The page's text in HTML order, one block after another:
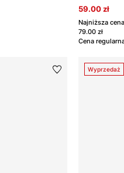
59.00 zł
Najniższa
79.00 zł
Cena
Wyprzedaż